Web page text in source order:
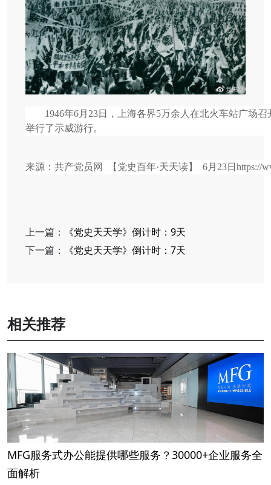
1946年6月23日，上海各界5万余人在北火车站广场召
举行了示威游行。
来源：共产党员网 【党史百年·天天读】 6月23日https://
上一篇：
《党史天天学》倒计时：9天
下一篇：
《党史天天学》倒计时：7天
相关推荐
MFG服务式办公能提供哪些服务？30000+企业服务全
面解析